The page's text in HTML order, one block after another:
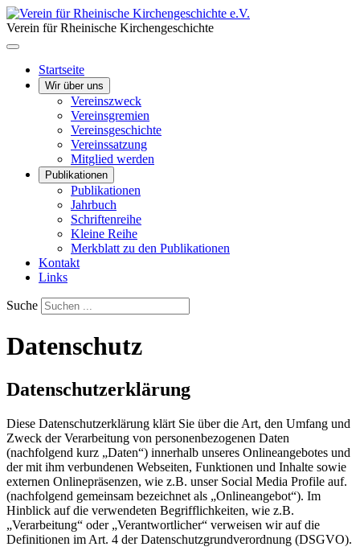
Verein für Rheinische Kirchengeschichte
Startseite
Wir über uns
Vereinszweck
Vereinsgremien
Vereinsgeschichte
Vereinssatzung
Mitglied werden
Publikationen
Publikationen
Jahrbuch
Schriftenreihe
Kleine Reihe
Merkblatt zu den Publikationen
Kontakt
Links
Suche
Datenschutz
Datenschutzerklärung
Diese Datenschutzerklärung klärt Sie über die Art, den Umfang und
Zweck der Verarbeitung von personenbezogenen Daten
(nachfolgend kurz „Daten“) innerhalb unseres Onlineangebotes und
der mit ihm verbundenen Webseiten, Funktionen und Inhalte sowie
externen Onlinepräsenzen, wie z.B. unser Social Media Profile auf.
(nachfolgend gemeinsam bezeichnet als „Onlineangebot“). Im
Hinblick auf die verwendeten Begrifflichkeiten, wie z.B.
„Verarbeitung“ oder „Verantwortlicher“ verweisen wir auf die
Definitionen im Art. 4 der Datenschutzgrundverordnung (DSGVO).